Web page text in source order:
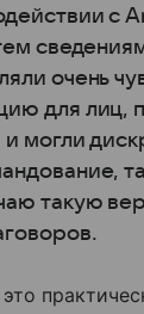
с
очень
для лиц,
могли
такую